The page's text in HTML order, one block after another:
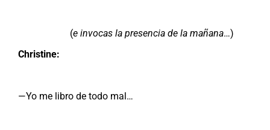
(e invocas la presencia de la mañana…)
Christine:
—Yo me libro de todo mal…